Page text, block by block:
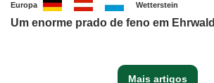
Europa Wetterstein
Um enorme prado de feno em Ehrwald
Mais artigos